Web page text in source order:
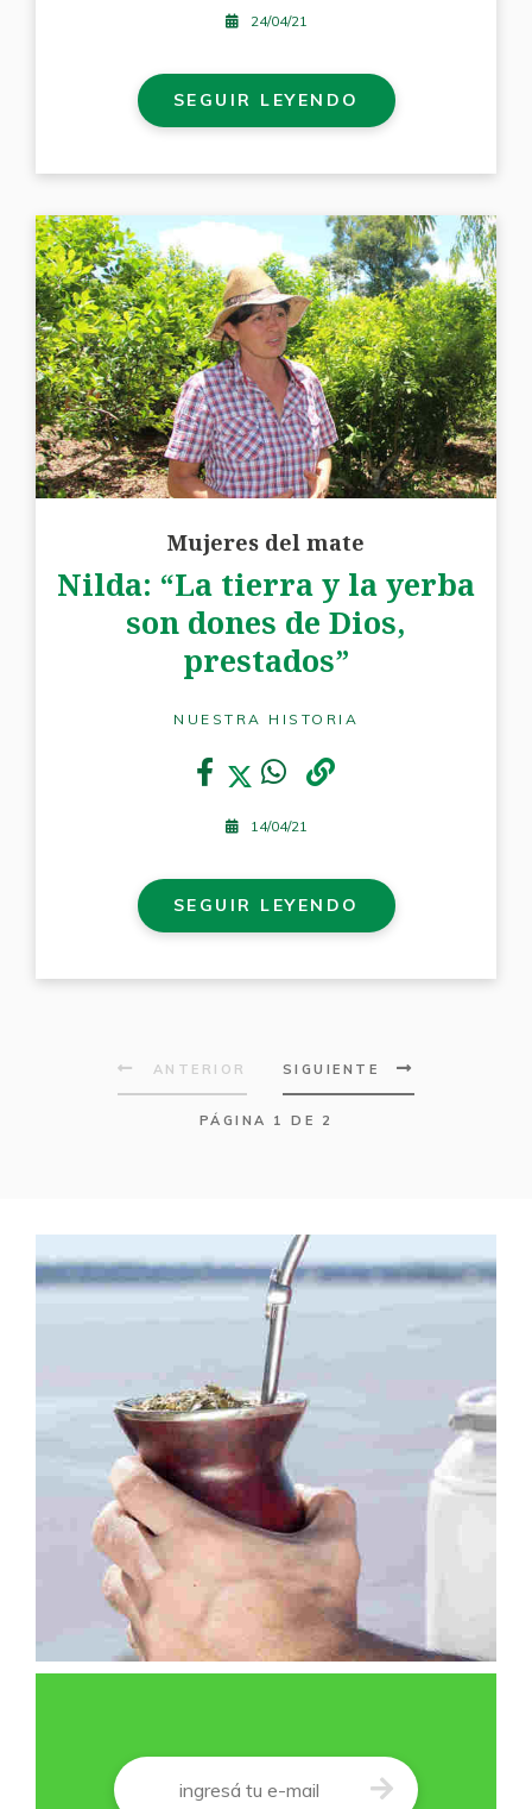
24/04/21
SEGUIR LEYENDO
Mujeres del mate
Nilda: “La tierra y la yerba
son dones de Dios,
prestados”
NUESTRA HISTORIA
14/04/21
SEGUIR LEYENDO
PÁGINA 1 DE 2
ANTERIOR SIGUIENTE
Correo